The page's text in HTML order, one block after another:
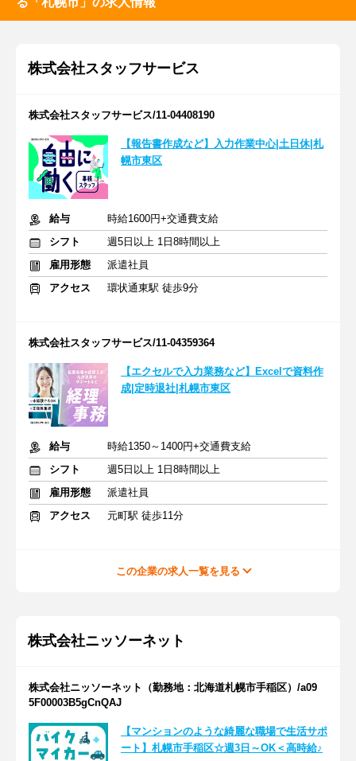
株式会社スタッフサービス
株式会社スタッフサービス/11-04408190
【報告書作成など】入力作業中心|土日休|札
幌市東区
給与
時給1600円+交通費支給
シフト
週5日以上 1日8時間以上
雇用形態
派遣社員
アクセス
環状通東駅 徒歩9分
株式会社スタッフサービス/11-04359364
【エクセルで入力業務など】Excelで資料作
成|定時退社|札幌市東区
給与
時給1350～1400円+交通費支給
シフト
週5日以上 1日8時間以上
雇用形態
派遣社員
アクセス
元町駅 徒歩11分
この企業の求人一覧を見る
株式会社ニッソーネット
株式会社ニッソーネット（勤務地：北海道札幌市手稲区）/a09
5F00003B5gCnQAJ
【マンションのような綺麗な職場で生活サポ
ート】札幌市手稲区☆週3日～OK＜高時給♪